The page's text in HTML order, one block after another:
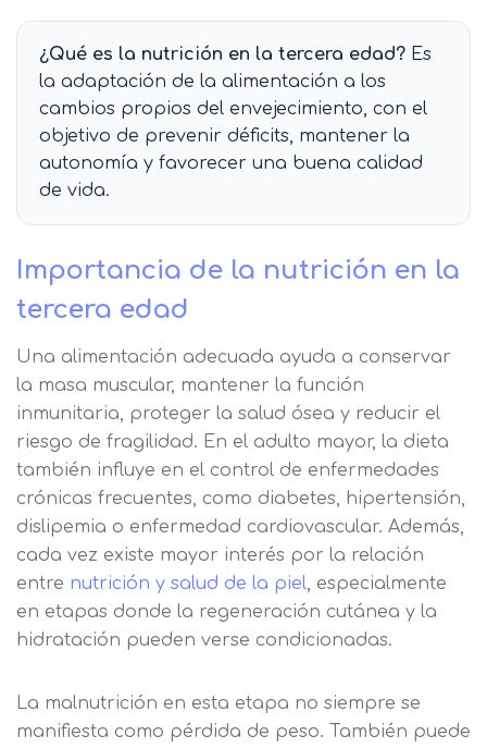
¿Qué es la nutrición en la tercera edad? Es
la adaptación de la alimentación a los
cambios propios del envejecimiento, con el
objetivo de prevenir déficits, mantener la
autonomía y favorecer una buena calidad
de vida.
Importancia de la nutrición en la
tercera edad
Una alimentación adecuada ayuda a conservar
la masa muscular, mantener la función
inmunitaria, proteger la salud ósea y reducir el
riesgo de fragilidad. En el adulto mayor, la dieta
también influye en el control de enfermedades
crónicas frecuentes, como diabetes, hipertensión,
dislipemia o enfermedad cardiovascular. Además,
cada vez existe mayor interés por la relación
entre nutrición y salud de la piel, especialmente
en etapas donde la regeneración cutánea y la
hidratación pueden verse condicionadas.
La malnutrición en esta etapa no siempre se
manifiesta como pérdida de peso. También puede